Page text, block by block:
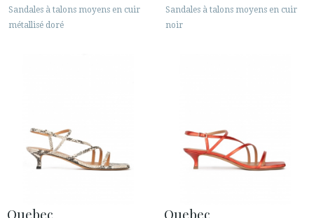
Sandales à talons moyens en cuir
métallisé doré
Sandales à talons moyens en cuir
noir
Quebec Quebec